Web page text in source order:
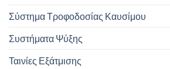
Σύστημα Τροφοδοσίας Καυσίμου
Συστήματα Ψύξης
Ταινίες Εξάτμισης